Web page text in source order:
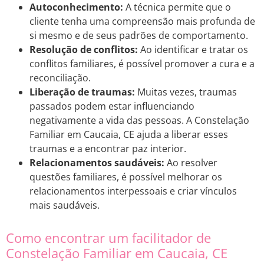
Autoconhecimento: A técnica permite que o
cliente tenha uma compreensão mais profunda de
si mesmo e de seus padrões de comportamento.
Resolução de conflitos: Ao identificar e tratar os
conflitos familiares, é possível promover a cura e a
reconciliação.
Liberação de traumas: Muitas vezes, traumas
passados podem estar influenciando
negativamente a vida das pessoas. A Constelação
Familiar em Caucaia, CE ajuda a liberar esses
traumas e a encontrar paz interior.
Relacionamentos saudáveis: Ao resolver
questões familiares, é possível melhorar os
relacionamentos interpessoais e criar vínculos
mais saudáveis.
Como encontrar um facilitador de
Constelação Familiar em Caucaia, CE